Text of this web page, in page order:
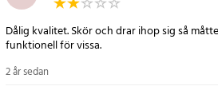
- Vattentåligt och lätt att rengöra
Dålig kvalitet. Skör och drar ihop sig så
funktionell för vissa.
2 år sedan